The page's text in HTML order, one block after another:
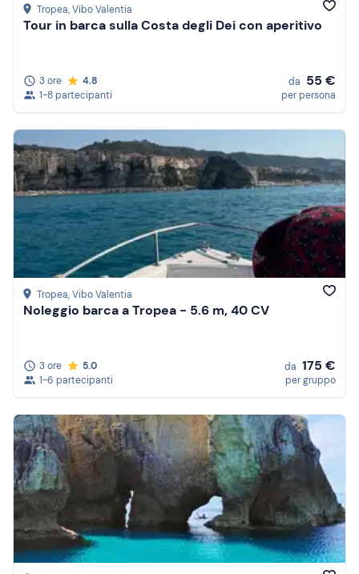
Tropea, Vibo Valentia
Tour in barca sulla Costa degli Dei con aperitivo
3 ore
4.8
1-8 partecipanti
da 55 €
per persona
Tropea, Vibo Valentia
Noleggio barca a Tropea - 5.6 m, 40 CV
3 ore
5.0
1-6 partecipanti
da 175 €
per gruppo